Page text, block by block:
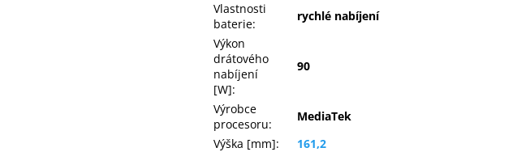
Vlastnosti
baterie:
rychlé nabíjení
Výkon
drátového
nabíjení
[W]:
90
Výrobce
procesoru:
MediaTek
Výška [mm]:
161,2